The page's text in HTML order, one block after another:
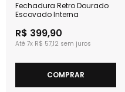
Fechadura Retro Dourado
Escovado Interna
R$ 399,90
7x R$ 57,12
COMPRAR